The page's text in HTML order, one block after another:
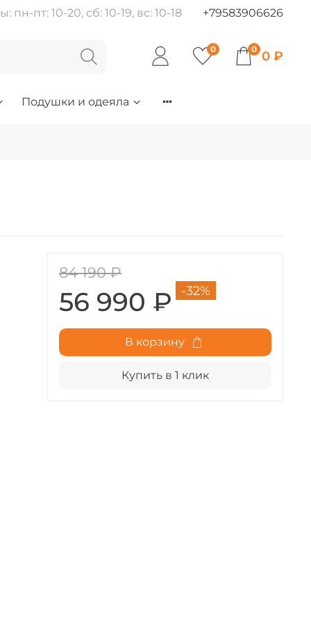
пн-пт: 10-20, сб: 10-19, вс: 10-18 +79583906626
0 0 0 ₽
Подушки и одеяла
84 190 ₽
56 990 ₽ -32%
В корзину
Купить в 1 клик